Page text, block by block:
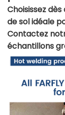
Choisissez
de sol idéale
Contactez
échantillons